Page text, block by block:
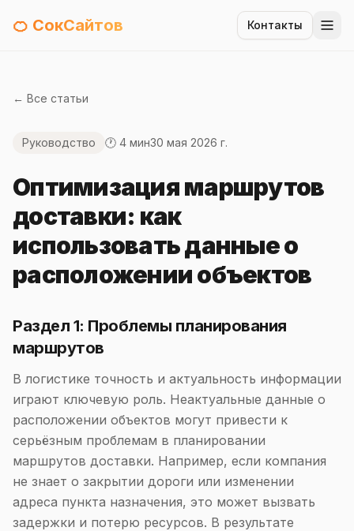
🍊 СокСайтов Контакты
← Все статьи
Руководство 🕐 4 мин30 мая 2026 г.
Оптимизация маршрутов
доставки: как
использовать данные о
расположении объектов
Раздел 1: Проблемы планирования
маршрутов
В логистике точность и актуальность информации
играют ключевую роль. Неактуальные данные о
расположении объектов могут привести к
серьёзным проблемам в планировании
маршрутов доставки. Например, если компания
не знает о закрытии дороги или изменении
адреса пункта назначения, это может вызвать
задержки и потерю ресурсов. В результате